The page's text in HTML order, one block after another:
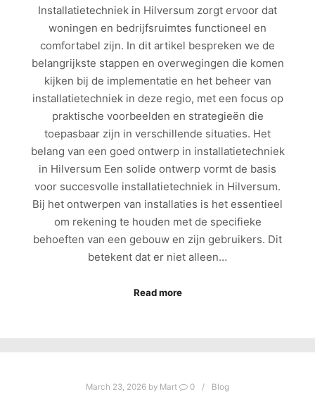
Installatietechniek in Hilversum zorgt ervoor dat
woningen en bedrijfsruimtes functioneel en
comfortabel zijn. In dit artikel bespreken we de
belangrijkste stappen en overwegingen die komen
kijken bij de implementatie en het beheer van
installatietechniek in deze regio, met een focus op
praktische voorbeelden en strategieën die
toepasbaar zijn in verschillende situaties. Het
belang van een goed ontwerp in installatietechniek
in Hilversum Een solide ontwerp vormt de basis
voor succesvolle installatietechniek in Hilversum.
Bij het ontwerpen van installaties is het essentieel
om rekening te houden met de specifieke
behoeften van een gebouw en zijn gebruikers. Dit
betekent dat er niet alleen…
Read more
March 23, 2026 by Mart 0 Blog